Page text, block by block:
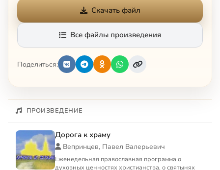
Скачать файл
Все файлы произведения
Поделиться:
ПРОИЗВЕДЕНИЕ
Дорога к храму
Вепринцев, Павел Валерьевич
Еженедельная православная программа о
духовных ценностях христианства, о святынях